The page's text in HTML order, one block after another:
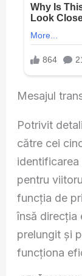
Mesajul
Potrivit
către cei
identificarea
pentru
funcția de
însă direcția
prelungit și
funcționa